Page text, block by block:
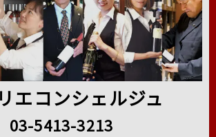
エコンシェルジュ
03-5413-3213